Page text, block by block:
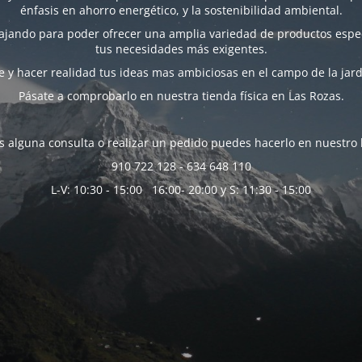
énfasis en ahorro energético, y la sostenibilidad ambiental.
para poder ofrecer una amplia variedad de productos
tus necesidades más exigentes.
y hacer realidad tus ideas mas ambiciosas en el campo de la
Pásate a comprobarlo en nuestra tienda física en Las Rozas.
alguna consulta o realizar un pedido puedes hacerlo en nuestro
910 722 128 - 634 648 110
L-V: 10:30 - 15:00 16:00- 20:00 y S: 11:30 - 15:00